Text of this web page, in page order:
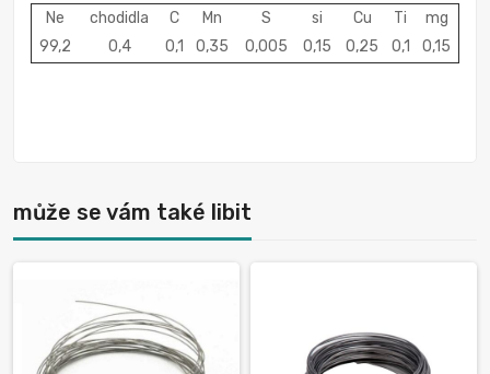
Ne chodidla C Mn S si Cu Ti
mg
99,2
0,4 0,1 0,35 0,005 0,15 0,25 0,1 0,15
může se vám také libit